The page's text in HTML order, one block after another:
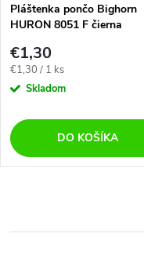
Pláštenka pončo Bighorn
HURON 8051 F čierna
€1,30
Jednotková
cena:
€1,30 / 1 ks
Skladom
DO KOŠÍKA